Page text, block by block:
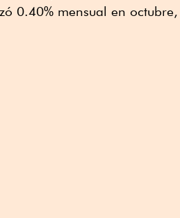
0.40% mensual en